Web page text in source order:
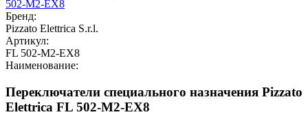
Бренд:
Pizzato Elettrica S.r.l.
Артикул:
FL 502-M2-EX8
Наименование:
Переключатели специального назначения Pizzato
Elettrica FL 502-M2-EX8